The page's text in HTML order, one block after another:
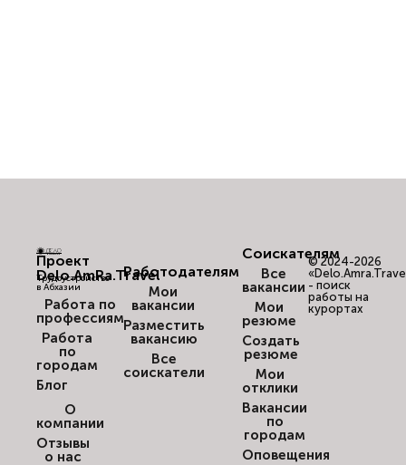
Проект
Delo.AmRa.Travel
Трудоустройство
в Абхазии
Работа по
профессиям
Работа
по
городам
Блог
О
компании
Отзывы
о нас
Работодателям
Мои
вакансии
Разместить
вакансию
Все
соискатели
Соискателям
Все
вакансии
Мои
резюме
Создать
резюме
Мои
отклики
Вакансии
по
городам
Оповещения
© 2024-2026
- поиск
работы на
курортах